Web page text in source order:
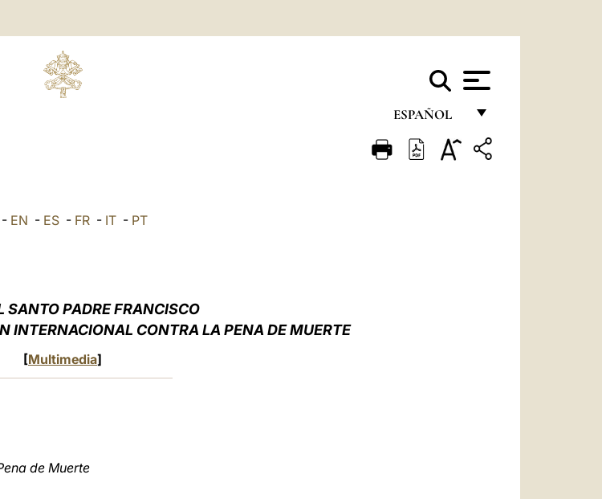
ESPAÑOL
FRANÇAIS
- EN - ES - FR - IT - PT
SANTO PADRE FRANCISCO
INTERNACIONAL CONTRA LA PENA DE MUERTE
[Multimedia]
de Muerte